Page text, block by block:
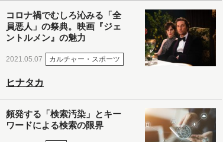
コロナ禍でむしろ沁みる「全
員悪人」の祭典。映画『ジェ
ントルメン』の魅力
2021.05.07 カルチャー・スポーツ
ヒナタカ
頻発する「検索汚染」とキー
ワードによる検索の限界